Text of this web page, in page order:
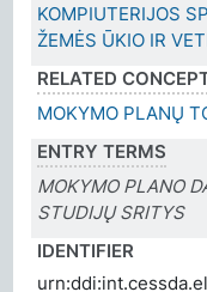
KOMPIUTERIJOS
ŽEMĖS ŪKIO IR
RELATED
MOKYMO PLANŲ
ENTRY TERMS
MOKYMO PLANO
STUDIJŲ SRITYS
IDENTIFIER